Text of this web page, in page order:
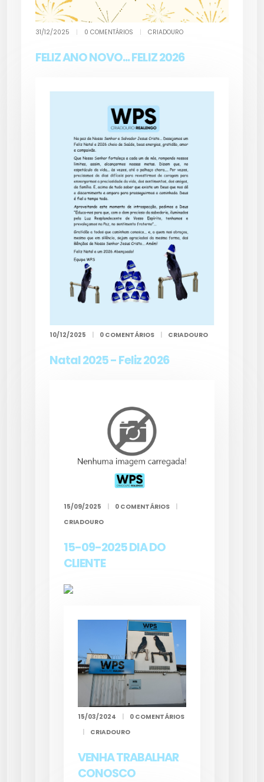
31/12/2025 0 COMENTÁRIOS CRIADOURO
FELIZ ANO NOVO... FELIZ 2026
10/12/2025 0 COMENTÁRIOS CRIADOURO
Natal 2025 - Feliz 2026
15/09/2025 0 COMENTÁRIOS
CRIADOURO
15-09-2025 DIA DO
CLIENTE
15/03/2024
0 COMENTÁRIOS
CRIADOURO
VENHA TRABALHAR
CONOSCO